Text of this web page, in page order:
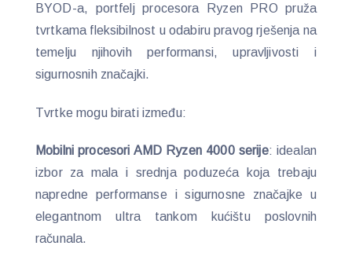
BYOD-a, portfelj procesora Ryzen PRO pruža
tvrtkama fleksibilnost u odabiru pravog rješenja na
temelju njihovih performansi, upravljivosti i
sigurnosnih značajki.
Tvrtke mogu birati između:
Mobilni procesori AMD Ryzen 4000 serije: idealan
izbor za mala i srednja poduzeća koja trebaju
napredne performanse i sigurnosne značajke u
elegantnom ultra tankom kućištu poslovnih
računala.